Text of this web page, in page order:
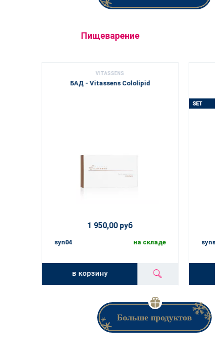
Пищеварение
VITASSENS
БАД - Vitassens Cololipid
1 950,00 руб
syn04 на складе
в корзину
Больше продуктов